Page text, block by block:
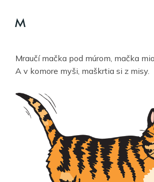
M
Mraučí mačka pod múrom, mačka
A v komore myši, maškrtia si z misy.